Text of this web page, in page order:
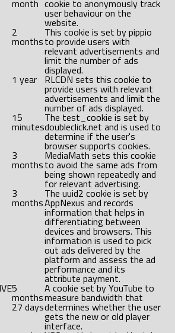
month cookie to anonymously track
user behaviour on the
website.
2
months
This cookie is set by pippio
to provide users with
relevant advertisements and
limit the number of ads
displayed.
1 year RLCDN sets this cookie to
provide users with relevant
advertisements and limit the
number of ads displayed.
15
minutes
The test_cookie is set by
doubleclick.net and is used to
determine if the user's
browser supports cookies.
3
months
MediaMath sets this cookie
to avoid the same ads from
being shown repeatedly and
for relevant advertising.
3
months
The uuid2 cookie is set by
AppNexus and records
information that helps in
differentiating between
devices and browsers. This
information is used to pick
out ads delivered by the
platform and assess the ad
performance and its
attribute payment.
5
months
27 days
A cookie set by YouTube to
measure bandwidth that
determines whether the user
gets the new or old player
interface.